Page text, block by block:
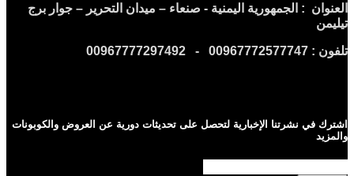
العنوان : الجمهورية اليمنية - صنعاء – ميدان التحرير – جوار برج
تيليمن
تلفون : 00967772577747 - 00967777297492
اشترك في نشرتنا الإخبارية لتحصل على تحديثات دورية عن العروض والكوبونات
والمزيد